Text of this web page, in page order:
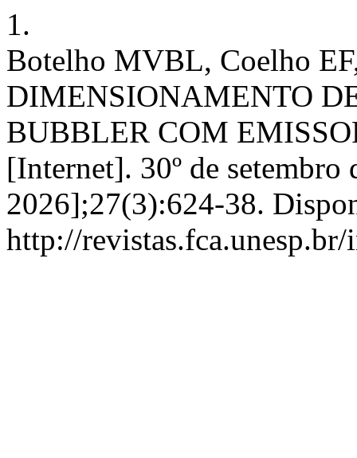
1.
Botelho MVBL, Coelho
DIMENSIONAMENTO
BUBBLER COM
[Internet]. 30º de setembro
2026];27(3):624-38.
http://